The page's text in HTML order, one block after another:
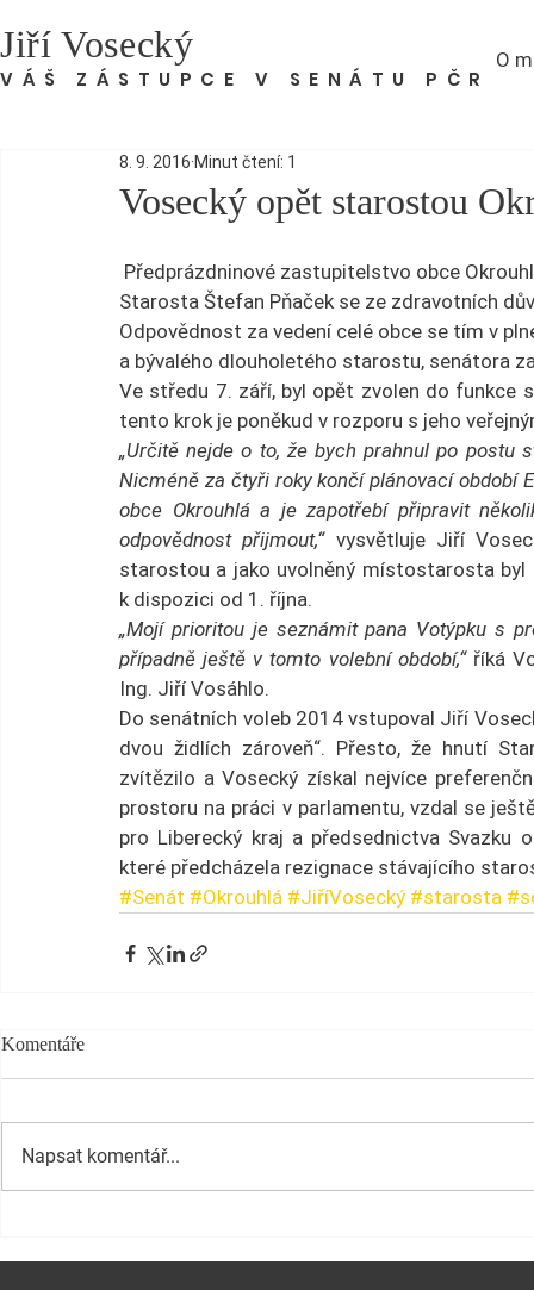
Jiří Vosecký
VÁŠ ZÁSTUPCE V SENÁTU PČR
O
Vosecký opět starostou
8. 9. 2016 Minut čtení: 1
Starosta Štefan Pňaček se ze zdravotních
Odpovědnost za vedení celé obce se tím v
a bývalého dlouholetého starostu, senátora
Ve středu 7. září, byl opět zvolen do funkce
tento krok je poněkud v rozporu s jeho
„Určitě nejde o to, že bych prahnul po postu
Nicméně za čtyři roky končí plánovací období
obce Okrouhlá a je zapotřebí připravit
odpovědnost přijmout,“ vysvětluje Jiří
starostou a jako uvolněný místostarosta byl
k dispozici od 1. října.
„Mojí prioritou je seznámit pana Votýpku s
případně ještě v tomto volební období,“ říká
Ing. Jiří Vosáhlo.
Do senátních voleb 2014 vstupoval Jiří
dvou židlích zároveň“. Přesto, že hnutí
zvítězilo a Vosecký získal nejvíce
prostoru na práci v parlamentu, vzdal se
pro Liberecký kraj a předsednictva Svazku
které předcházela rezignace stávajícího
#Senát #Okrouhlá #JiříVosecký #starosta
Komentáře
Napsat komentář...